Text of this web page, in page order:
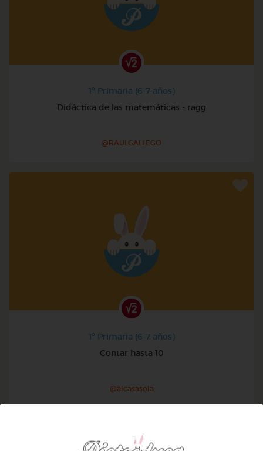
1º Primaria (6-7 años)
Didáctica de las matemáticas - ragg
@RAULGALLEGO
1º Primaria (6-7 años)
Contar hasta 10
@alcasasola